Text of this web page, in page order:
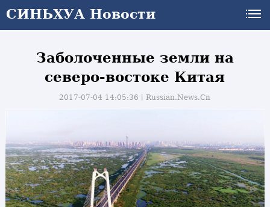
СИНЬХУА Новости
Заболоченные земли на
северо-востоке Китая
2017-07-04 14:05:36丨Russian.News.Cn